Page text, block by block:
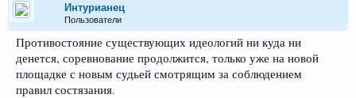
Интурианец
Пользователи
Противостояние существующих идеологий ни куда ни
денется, соревнование продолжится, только уже на новой
площадке с новым судьей смотрящим за соблюдением
правил состязания.